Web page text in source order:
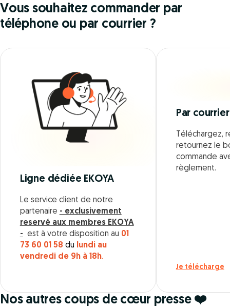
Vous souhaitez commander par
téléphone ou par courrier ?
Ligne dédiée EKOYA
Le service client de notre
partenaire - exclusivement
reservé aux membres EKOYA
- est à votre disposition au 01
73 60 01 58 du
lundi au
vendredi de 9h à 18h.
Par courrier
Téléchargez,
retournez le
commande
règlement.
Je télécharge
Nos autres coups de cœur presse ❤️